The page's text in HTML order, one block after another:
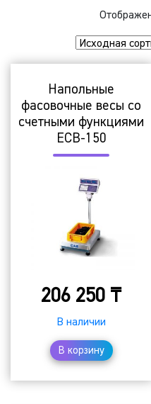
Напольные
фасовочные весы со
счетными функциями
ECB-150
206 250 ₸
В наличии
В корзину